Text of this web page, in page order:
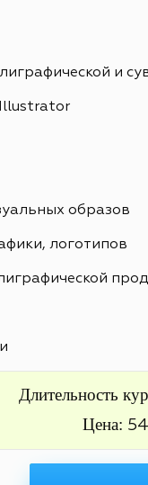
и
Illustrator
образов
логотипов
Длительность
Цена: